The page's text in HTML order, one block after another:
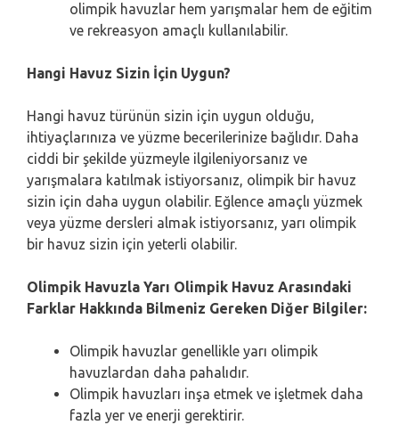
olimpik havuzlar hem yarışmalar hem de eğitim
ve rekreasyon amaçlı kullanılabilir.
Hangi Havuz Sizin İçin Uygun?
Hangi havuz türünün sizin için uygun olduğu,
ihtiyaçlarınıza ve yüzme becerilerinize bağlıdır. Daha
ciddi bir şekilde yüzmeyle ilgileniyorsanız ve
yarışmalara katılmak istiyorsanız, olimpik bir havuz
sizin için daha uygun olabilir. Eğlence amaçlı yüzmek
veya yüzme dersleri almak istiyorsanız, yarı olimpik
bir havuz sizin için yeterli olabilir.
Olimpik Havuzla Yarı Olimpik Havuz Arasındaki
Farklar Hakkında Bilmeniz Gereken Diğer Bilgiler:
Olimpik havuzlar genellikle yarı olimpik
havuzlardan daha pahalıdır.
Olimpik havuzları inşa etmek ve işletmek daha
fazla yer ve enerji gerektirir.